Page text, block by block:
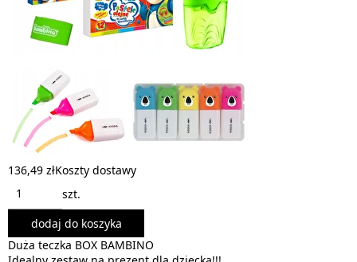
136,49 złKoszty dostawy
szt.
dodaj do koszyka
Duża teczka BOX BAMBINO